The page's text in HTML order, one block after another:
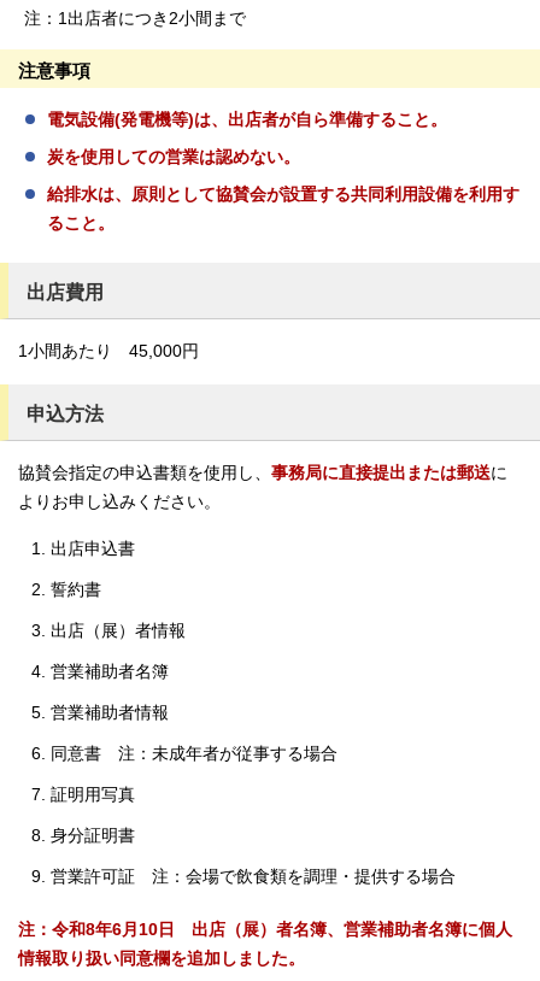
注：1出店者につき2小間まで
注意事項
電気設備(発電機等)は、出店者が自ら準備すること。
炭を使用しての営業は認めない。
給排水は、原則として協賛会が設置する共同利用設備を利用す
ること。
出店費用
1小間あたり 45,000円
申込方法
協賛会指定の申込書類を使用し、 事務局に直接提出または郵送に
よりお申し込みください。
出店申込書
誓約書
出店（展）者情報
営業補助者名簿
営業補助者情報
同意書 注：未成年者が従事する場合
証明用写真
身分証明書
営業許可証 注：会場で飲食類を調理・提供する場合
注：令和8年6月10日 出店（展）者名簿、営業補助者名簿に個人
情報取り扱い同意欄を追加しました。